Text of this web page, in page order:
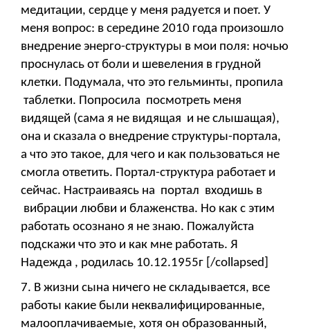
медитации, сердце у меня радуется и поет. У
меня вопрос: в середине 2010 года произошло
внедрение энерго-структуры в мои поля: ночью
проснулась от боли и шевеления в грудной
клетки. Подумала, что это гельминты, пропила
таблетки. Попросила посмотреть меня
видящей (сама я не видящая и не слышащая),
она и сказала о внедрение структуры-портала,
а что это такое, для чего и как пользоваться не
смогла ответить. Портал-структура работает и
сейчас. Настраиваясь на портал входишь в
вибрации любви и блаженства. Но как с этим
работать осознано я не знаю. Пожалуйста
подскажи что это и как мне работать. Я
Надежда , родилась 10.12.1955г [/collapsed]
7. В жизни сына ничего не складывается, все
работы какие были неквалифицированные,
малооплачиваемые, хотя он образованный,